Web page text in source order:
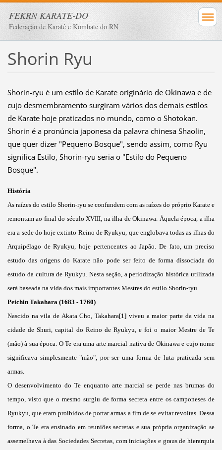
FEKRN KARATE-DO
Federação de Karatê e Kombate do RN
Shorin Ryu
Shorin-ryu é um estilo de Karate originário de Okinawa e de
cujo desmembramento surgiram vários dos demais estilos
de Karate hoje praticados no mundo, como o Shotokan.
Shorin é a pronúncia japonesa da palavra chinesa Shaolin,
que quer dizer "Pequeno Bosque", sendo assim, como Ryu
significa Estilo, Shorin-ryu seria o "Estilo do Pequeno
Bosque".
História
As raízes do estilo Shorin-ryu se confundem com as raízes do próprio Karate e
remontam ao final do século XVIII, na ilha de Okinawa. Àquela época, a ilha
era a sede do hoje extinto Reino de Ryukyu, que englobava todas as ilhas do
Arquipélago de Ryukyu, hoje pertencentes ao Japão. De fato, um preciso
estudo das origens do Karate não pode ser feito de forma dissociada do
estudo da cultura de Ryukyu. Nesta seção, a periodização histórica utilizada
será baseada na vida dos mais importantes Mestres do estilo Shorin-ryu.
Peichin Takahara (1683 - 1760)
Nascido na vila de Akata Cho, Takahara[1] viveu a maior parte da vida na
cidade de Shuri, capital do Reino de Ryukyu, e foi o maior Mestre de Te
(mão) à sua época. O Te era uma arte marcial nativa de Okinawa e cujo nome
significava simplesmente "mão", por ser uma forma de luta praticada sem
armas.
O desenvolvimento do Te enquanto arte marcial se perde nas brumas do
tempo, visto que o mesmo surgiu de forma secreta entre os camponeses de
Ryukyu, que eram proibidos de portar armas a fim de se evitar revoltas. Dessa
forma, o Te era ensinado em reuniões secretas e sua própria organização se
assemelhava à das Sociedades Secretas, com iniciações e graus de hierarquia